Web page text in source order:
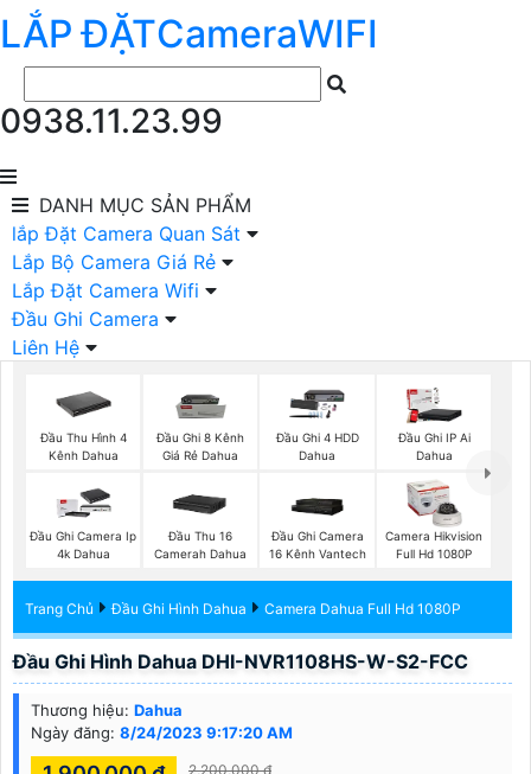
LẮP ĐẶTCameraWIFI
0938.11.23.99
DANH MỤC SẢN PHẨM
lắp Đặt Camera Quan Sát
Lắp Bộ Camera Giá Rẻ
Lắp Đặt Camera Wifi
Đầu Ghi Camera
Liên Hệ
Đầu Thu Hình 4
Kênh Dahua
Đầu Ghi 8 Kênh
Giá Rẻ Dahua
Đầu Ghi 4 HDD
Dahua
Đầu Ghi IP Ai
Dahua
Đầu Ghi Camera Ip
4k Dahua
Đầu Thu 16
Camerah Dahua
Đầu Ghi Camera
16 Kênh Vantech
Camera Hikvision
Full Hd 1080P
Trang Chủ Đầu Ghi Hình Dahua Camera Dahua Full Hd 1080P
Đầu Ghi Hình Dahua DHI-NVR1108HS-W-S2-FCC
Thương hiệu: Dahua
Ngày đăng: 8/24/2023 9:17:20 AM
2,200,000 ₫